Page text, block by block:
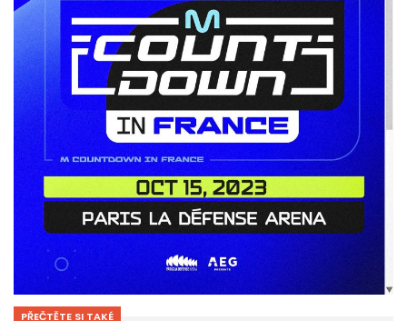
PŘEČTĚTE SI TAKÉ